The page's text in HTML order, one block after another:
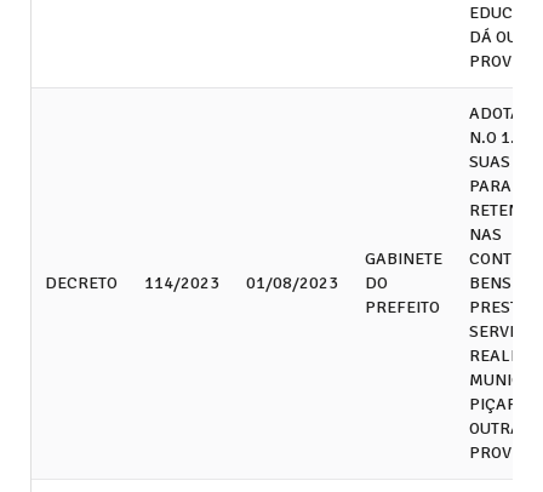
DÁ
DECRETO 114/2023 01/08/2023
GABINETE
DO
PREFEITO
ADOTA A
N.O
SUAS
PARA
NAS
BENS E
OUTRAS